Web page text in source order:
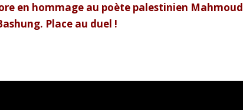
en hommage au poète palestinien Mahmoud
Place au duel !